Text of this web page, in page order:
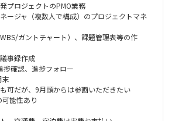
プロジェクトのPMO業務
ージャ（複数人で構成）のプロジェクトマネ
ガントチャート）、課題管理表等の作
事録作成
確認、進捗フォロー
可だが、9月頭からは参画いただきたい
能性あり